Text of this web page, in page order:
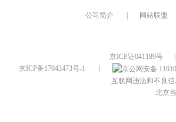
公司简介 网站联盟
京ICP证041189号
京ICP备17043473号-1
互联网违法和不良信
北京